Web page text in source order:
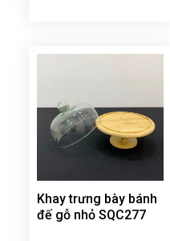
Khay trưng bày bánh
đế gỗ nhỏ SQC277